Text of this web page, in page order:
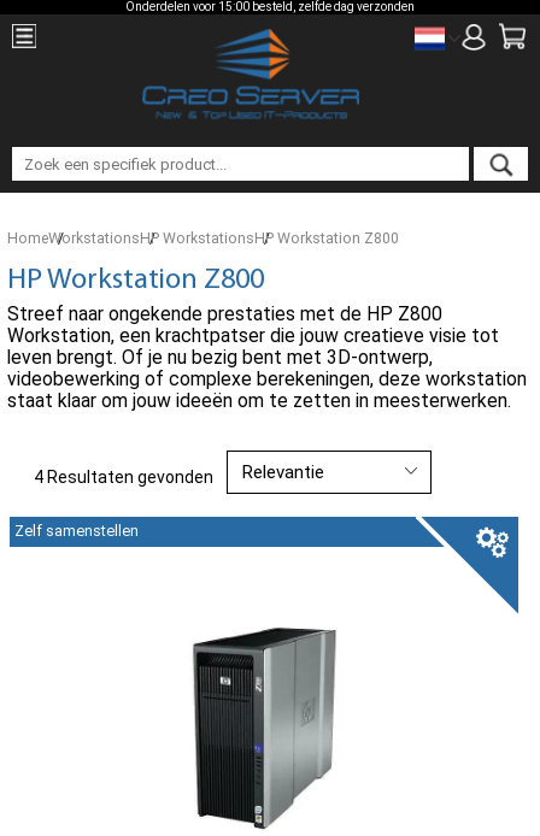
Onderdelen voor 15:00 besteld, zelfde dag verzonden
HomeWorkstationsHP WorkstationsHP Workstation Z800
HP Workstation Z800
Streef naar ongekende prestaties met de HP Z800
Workstation, een krachtpatser die jouw creatieve visie tot
leven brengt. Of je nu bezig bent met 3D-ontwerp,
videobewerking of complexe berekeningen, deze workstation
staat klaar om jouw ideeën om te zetten in meesterwerken.
4 Resultaten gevonden
Zelf samenstellen